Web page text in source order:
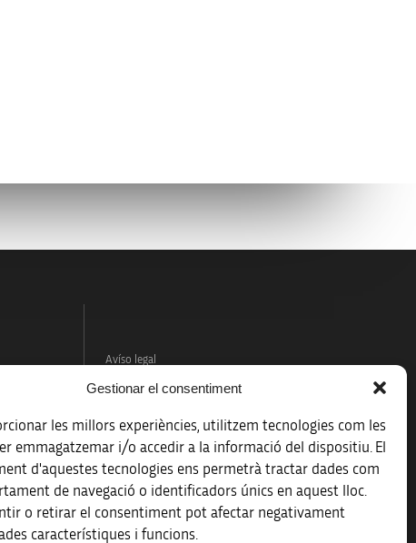
Gestionar el consentiment
les millors experiències, utilitzem tecnologies com les
emmagatzemar i/o accedir a la informació del dispositiu. El
d'aquestes tecnologies ens permetrà tractar dades com
de navegació o identificadors únics en aquest lloc.
o retirar el consentiment pot afectar negativament
característiques i funcions.
a la
Avíso legal
Registro de actividades de tratamiento
Créditos
Accesibilidad